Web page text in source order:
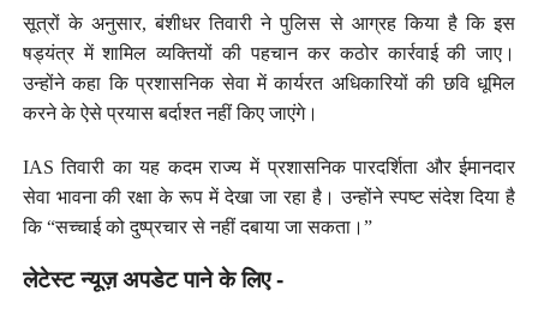
सूत्रों के अनुसार, बंशीधर तिवारी ने पुलिस से आग्रह किया है कि इस
षड्यंत्र में शामिल व्यक्तियों की पहचान कर कठोर कार्रवाई की जाए।
उन्होंने कहा कि प्रशासनिक सेवा में कार्यरत अधिकारियों की छवि धूमिल
करने के ऐसे प्रयास बर्दाश्त नहीं किए जाएंगे।
IAS तिवारी का यह कदम राज्य में प्रशासनिक पारदर्शिता और ईमानदार
सेवा भावना की रक्षा के रूप में देखा जा रहा है। उन्होंने स्पष्ट संदेश दिया है
कि “सच्चाई को दुष्प्रचार से नहीं दबाया जा सकता।”
लेटेस्ट न्यूज़ अपडेट पाने के लिए -